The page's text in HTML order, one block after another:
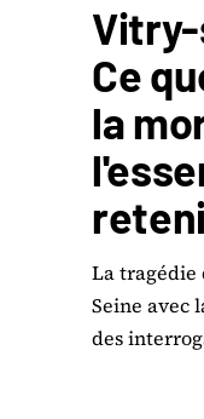
Ce
la
La tragédie
Seine avec
des